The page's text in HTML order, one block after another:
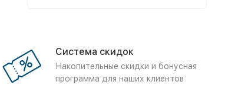
Система скидок
Накопительные скидки и бонусная
программа для наших клиентов